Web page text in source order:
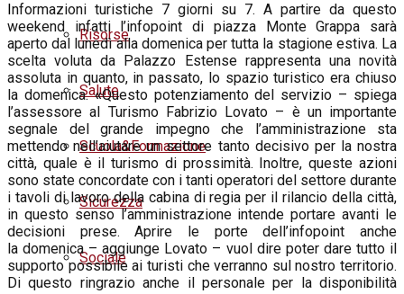
Risorse
Salute
Scuola&Formazione
Sicurezza
Sociale
Informazioni turistiche 7 giorni su 7. A partire da questo
weekend infatti l’infopoint di piazza Monte Grappa sarà
aperto dal lunedì alla domenicaper tutta la stagione estiva. La
scelta voluta da Palazzo Estense rappresenta una novità
assoluta in quanto, in passato, lo spazio turistico era chiuso
la domenica.«Questo potenziamento del servizio – spiega
l’assessore al Turismo Fabrizio Lovato – è un importante
segnale del grande impegno che l’amministrazione sta
mettendo nell’aiutare un settore tanto decisivo per la nostra
città, quale è il turismo di prossimità. Inoltre, queste azioni
sono state concordate con i tanti operatori del settore durante
i tavoli di lavoro della cabina di regia per il rilancio della città,
in questo senso l’amministrazione intende portare avanti le
decisioni prese. Aprire le porte dell’infopoint anche
ladomenica– aggiunge Lovato – vuol dire poter dare tutto il
supporto possibile ai turisti che verranno sul nostro territorio.
Di questo ringrazio anche il personale per la disponibilità